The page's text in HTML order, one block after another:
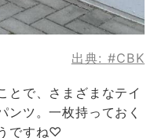
出典: #CBK
とで、さまざまなテイ
ンツ。一枚持っておく
ですね♡